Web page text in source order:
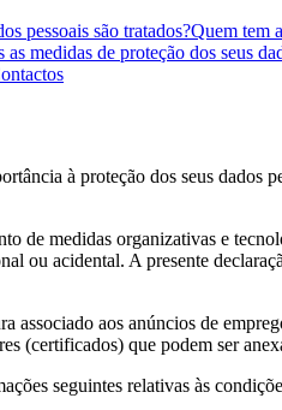
pessoais são tratados?Quem tem
as medidas de proteção dos seus
à proteção dos seus dados
de medidas organizativas e
ou acidental. A presente
associado aos anúncios de
(certificados) que podem ser
seguintes relativas às